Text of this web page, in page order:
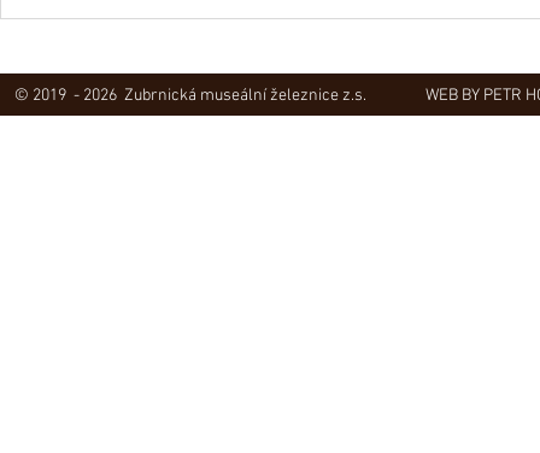
© 2019 - 2026 Zubrnická museální železnice z.s. WEB BY